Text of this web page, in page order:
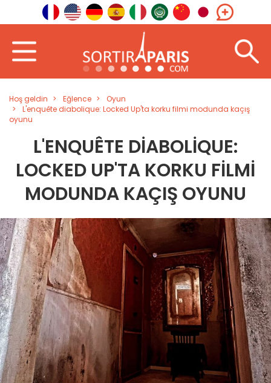
Hoş geldin Eğlence
Oyun
L'enquête diabolique: Locked Up'ta korku filmi modunda kaçış
oyunu
L'ENQUÊTE DIABOLIQUE:
LOCKED UP'TA KORKU FILMI
MODUNDA KAÇIŞ OYUNU